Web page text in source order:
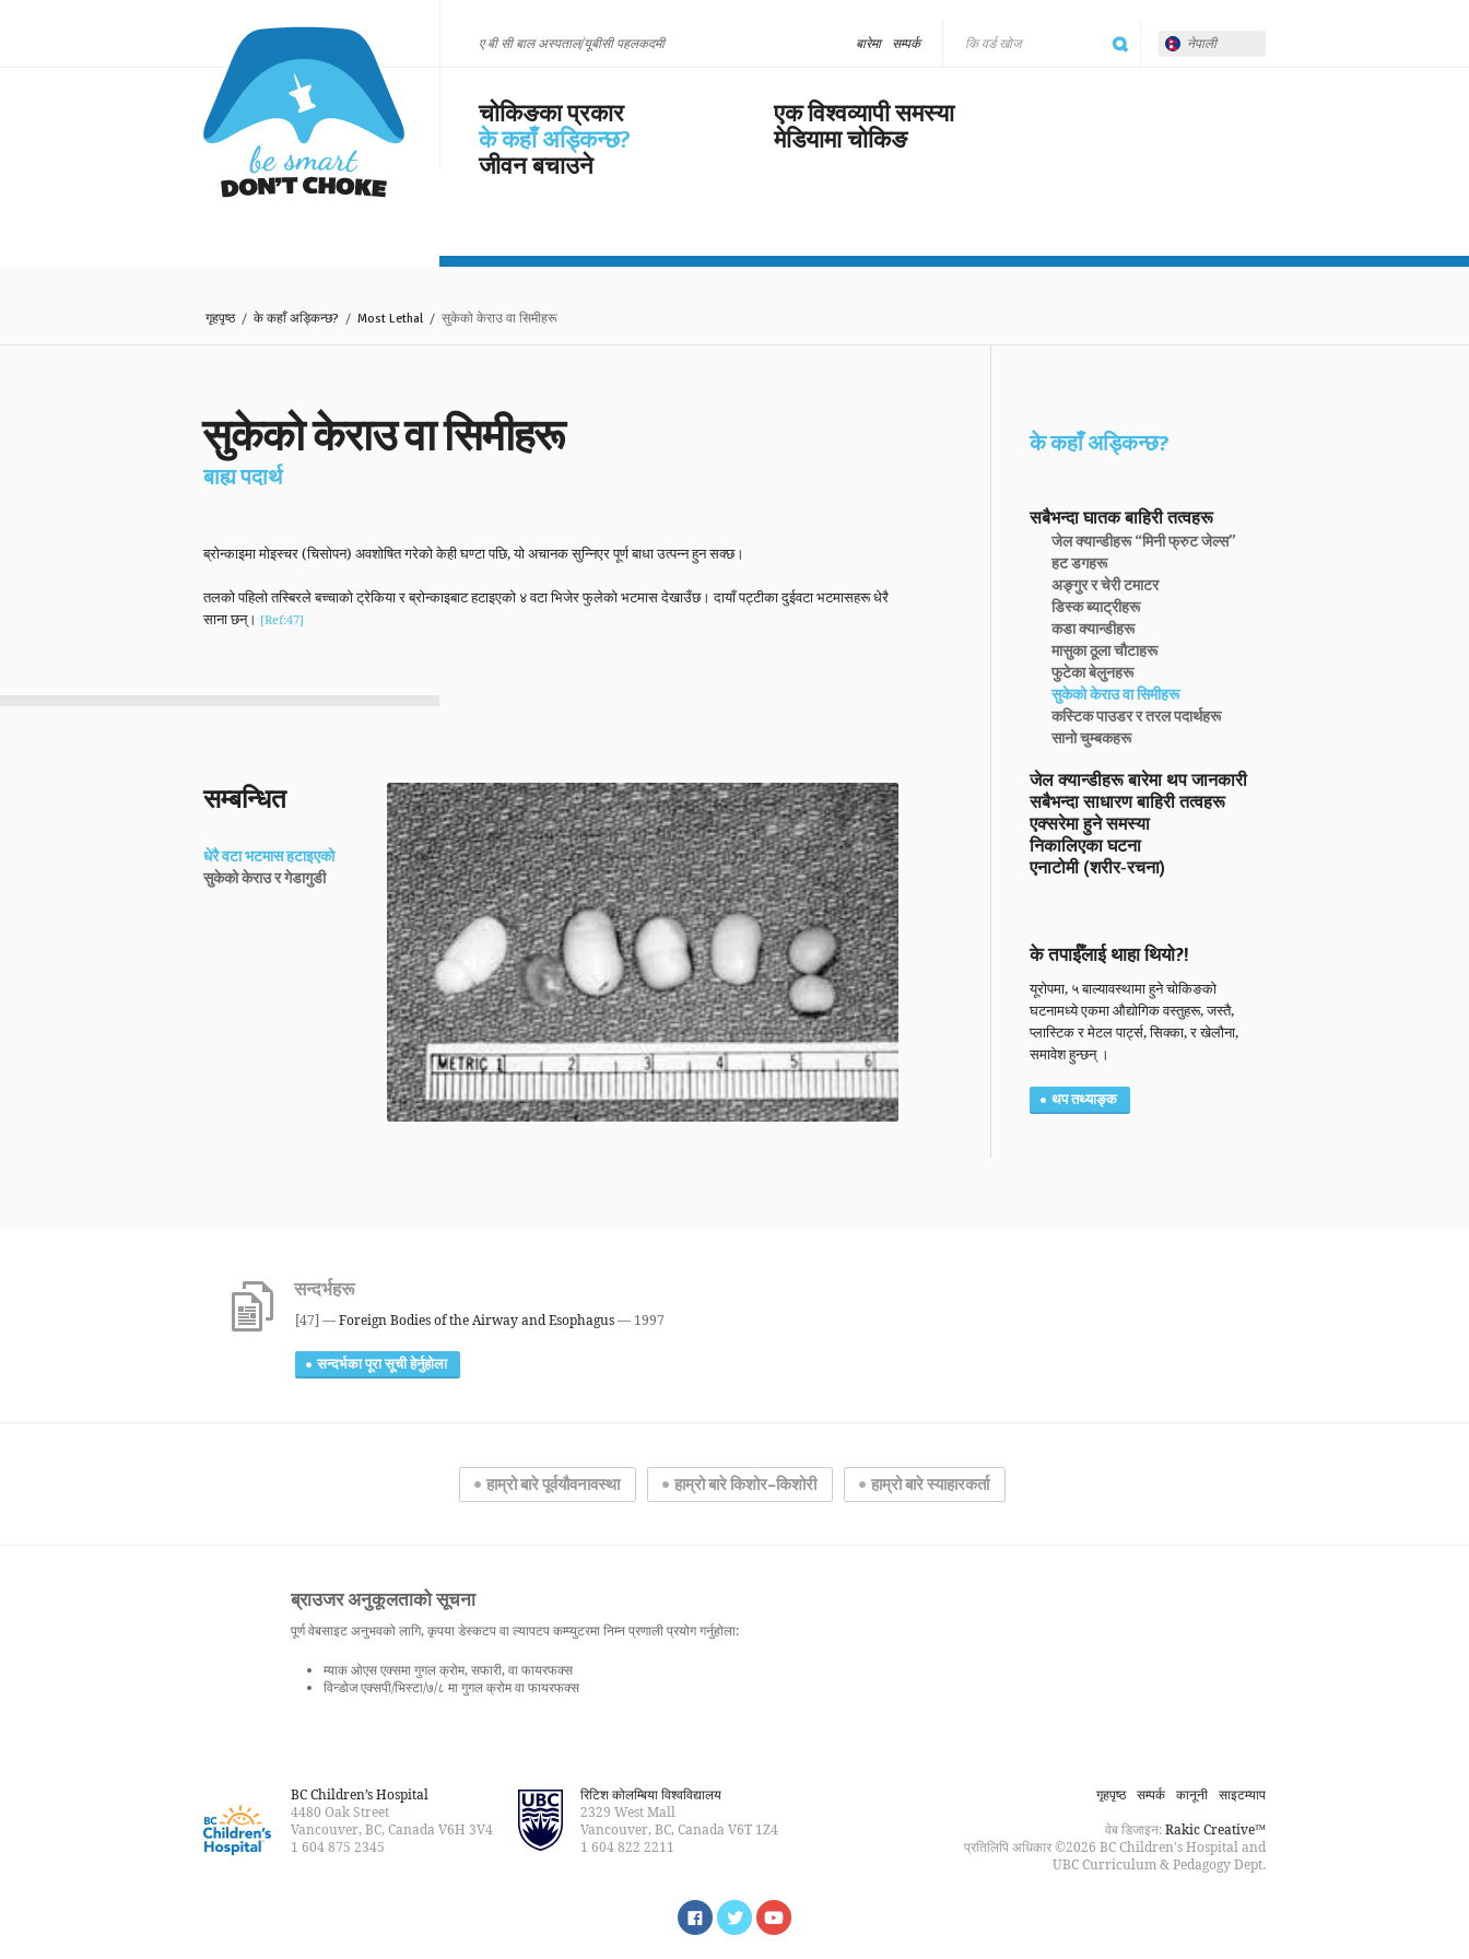
ए बी सी बाल अस्पताल/यूबीसी पहलकदमी नेपाली
सम्पर्क
बारेमा
चोकिङका प्रकार
के कहाँ अड्किन्छ?
जीवन बचाउने
एक विश्वव्यापी समस्या
मेडियामा चोकिङ
गृहपृष्ठ/ के कहाँ अड्किन्छ? / Most Lethal / सुकेको केराउ वा सिमीहरू
सुकेको केराउ वा सिमीहरू
बाह्य पदार्थ
ब्रोन्काइमा मोइस्चर (चिसोपन) अवशोषित गरेको केही घण्टा पछि, यो अचानक सुन्निएर पूर्ण बाधा उत्पन्न हुन सक्छ।
तलको पहिलो तस्बिरले बच्चाको ट्रेकिया र ब्रोन्काइबाट हटाइएको ४ वटा भिजेर फुलेको भटमास देखाउँछ। दायाँ पट्टीका दुईवटा भटमासहरू धेरै
साना छन्। [Ref:47]
सम्बन्धित
धेरै वटा भटमास हटाइएको
सुकेको केराउ र गेडागुडी
के कहाँ अड्किन्छ?
सबैभन्दा घातक बाहिरी तत्वहरू
जेल क्यान्डीहरू “मिनी फ्रुट जेल्स”
हट डगहरू
अङ्गुर र चेरी टमाटर
डिस्क ब्याट्रीहरू
कडा क्यान्डीहरू
मासुका ठूला चौटाहरू
फुटेका बेलुनहरू
सुकेको केराउ वा सिमीहरू
कस्टिक पाउडर र तरल पदार्थहरू
सानो चुम्बकहरू
जेल क्यान्डीहरू बारेमा थप जानकारी
सबैभन्दा साधारण बाहिरी तत्वहरू
एक्सरेमा हुने समस्या
निकालिएका घटना
एनाटोमी (शरीर-रचना)
के तपाईँलाई थाहा थियो?!
यूरोपमा, ५ बाल्यावस्थामा हुने चोकिङको
घटनामध्ये एकमा औद्योगिक वस्तुहरू, जस्तै,
प्लास्टिक र मेटल पार्ट्स, सिक्का, र खेलौना,
समावेश हुन्छन् ।
थप तथ्याङ्क
सन्दर्भहरू
[47] —Foreign Bodies of the Airway and Esophagus— 1997
सन्दर्भका पूरा सूची हेर्नुहोला
हाम्रो बारे पूर्वयौवनावस्था हाम्रो बारे किशोर–किशोरी हाम्रो बारे स्याहारकर्ता
ब्राउजर अनुकूलताको सूचना
पूर्ण वेबसाइट अनुभवको लागि, कृपया डेस्कटप वा ल्यापटप कम्प्युटरमा निम्न प्रणाली प्रयोग गर्नुहोला:
म्याक ओएस एक्समा गुगल क्रोम, सफारी, वा फायरफक्स
विन्डोज एक्सपी/भिस्टा/७/८ मा गुगल क्रोम वा फायरफक्स
BC Children’s Hospital
4480 Oak Street
Vancouver, BC, Canada V6H 3V4
1 604 875 2345
रिटिश कोलम्बिया विश्वविद्यालय
2329 West Mall
Vancouver, BC, Canada V6T 1Z4
1 604 822 2211
साइटम्याप
कानूनी
सम्पर्क
गृहपृष्ठ
वेब डिजाइन:Rakic Creative™
प्रतिलिपि अधिकार ©2026 BC Children's Hospital and
UBC Curriculum & Pedagogy Dept.